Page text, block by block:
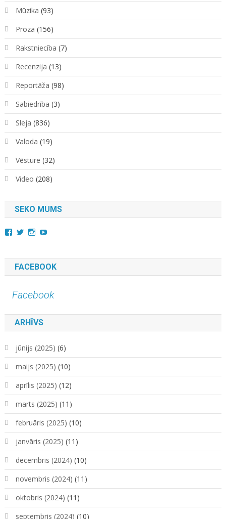
Mūzika (93)
Proza (156)
Rakstniecība (7)
Recenzija (13)
Reportāža (98)
Sabiedrība (3)
Sleja (836)
Valoda (19)
Vēsture (32)
Video (208)
SEKO MUMS
View
Facebook
View
Twitter
View
Instagram
YouTube
FACEBOOK
Facebook
ARHĪVS
jūnijs (2025) (6)
maijs (2025) (10)
aprīlis (2025) (12)
marts (2025) (11)
februāris (2025) (10)
janvāris (2025) (11)
decembris (2024) (10)
novembris (2024) (11)
oktobris (2024) (11)
septembris (2024) (10)